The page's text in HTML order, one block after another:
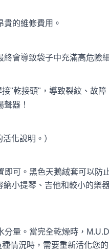
貴的維修費用。
會導致袋子中充滿高危險
"乾接頭"，導致裂紋、故
器！
活化說明。）
可。黑色天鵝絨套可以防
小提琴、吉他和較小的樂
量。當完全乾燥時，
情況時，需要重新活化您的